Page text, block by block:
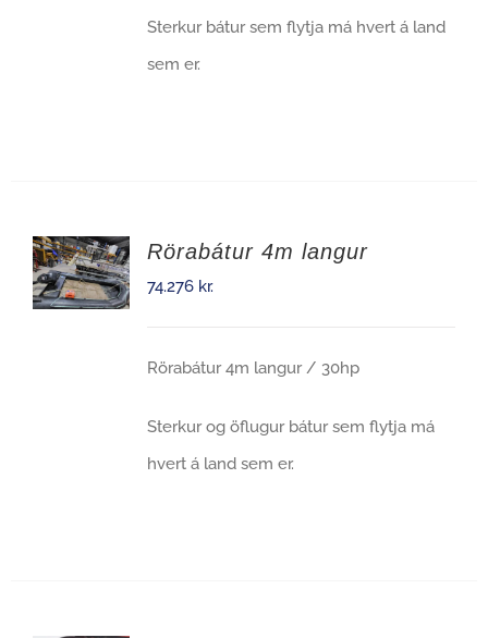
Sterkur bátur sem flytja má hvert á land
sem er.
Rörabátur 4m langur
74.276 kr.
Rörabátur 4m langur / 30hp
Sterkur og öflugur bátur sem flytja má
hvert á land sem er.